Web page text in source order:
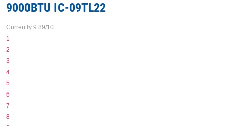
9000BTU IC-09TL22
Currently 9.89/10
1
2
3
4
5
6
7
8